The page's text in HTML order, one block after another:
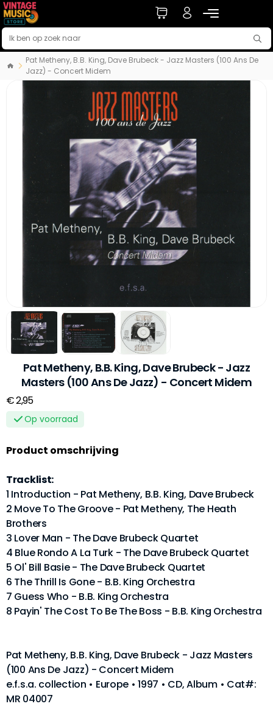
Pat Metheny, B.B. King, Dave Brubeck - Jazz Masters (100 Ans De
Jazz) - Concert Midem
Pat Metheny, B.B. King, Dave Brubeck - Jazz
Masters (100 Ans De Jazz) - Concert Midem
€ 2,95
Op voorraad
Product omschrijving
Tracklist:
1 Introduction - Pat Metheny, B.B. King, Dave Brubeck
2 Move To The Groove - Pat Metheny, The Heath
Brothers
3 Lover Man - The Dave Brubeck Quartet
4 Blue Rondo A La Turk - The Dave Brubeck Quartet
5 Ol' Bill Basie - The Dave Brubeck Quartet
6 The Thrill Is Gone - B.B. King Orchestra
7 Guess Who - B.B. King Orchestra
8 Payin' The Cost To Be The Boss - B.B. King Orchestra
Pat Metheny, B.B. King, Dave Brubeck - Jazz Masters
(100 Ans De Jazz) - Concert Midem
e.f.s.a. collection • Europe • 1997 • CD, Album • Cat#:
MR 04007